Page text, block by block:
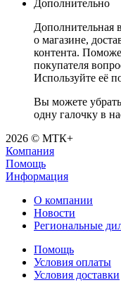
Дополнительно
Дополнительная
о магазине,
контента.
покупателя
Используйте её
Вы можете
одну галочку в
2026 © МТК+
Компания
Помощь
Информация
О компании
Новости
Региональные
Помощь
Условия оплаты
Условия доставки